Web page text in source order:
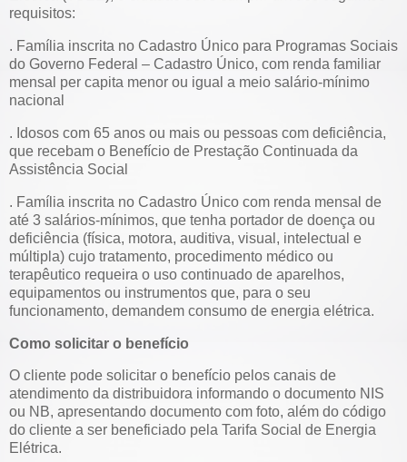
requisitos:
. Família inscrita no Cadastro Único para Programas Sociais
do Governo Federal – Cadastro Único, com renda familiar
mensal per capita menor ou igual a meio salário-mínimo
nacional
. Idosos com 65 anos ou mais ou pessoas com deficiência,
que recebam o Benefício de Prestação Continuada da
Assistência Social
. Família inscrita no Cadastro Único com renda mensal de
até 3 salários-mínimos, que tenha portador de doença ou
deficiência (física, motora, auditiva, visual, intelectual e
múltipla) cujo tratamento, procedimento médico ou
terapêutico requeira o uso continuado de aparelhos,
equipamentos ou instrumentos que, para o seu
funcionamento, demandem consumo de energia elétrica.
Como solicitar o benefício
O cliente pode solicitar o benefício pelos canais de
atendimento da distribuidora informando o documento NIS
ou NB, apresentando documento com foto, além do código
do cliente a ser beneficiado pela Tarifa Social de Energia
Elétrica.